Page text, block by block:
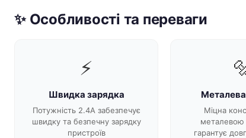
✨ Особливості та переваги
⚡
Швидка зарядка
Потужність 2.4А забезпечує
швидку та безпечну зарядку
пристроїв
Міцна
металевою
гарантує